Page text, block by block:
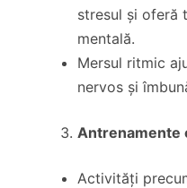
stresul și oferă
mentală.
Mersul ritmic
nervos și
Antrenamente
Activități